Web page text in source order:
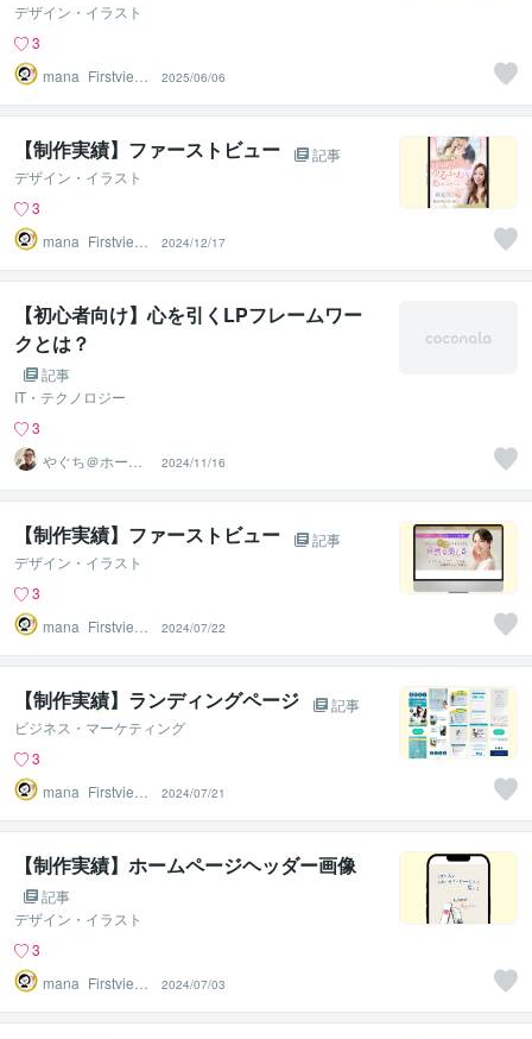
デザイン・イラスト
3
mana_Firstview
2025/06/06
【制作実績】ファーストビュー
記事
デザイン・イラスト
3
mana_Firstview
2024/12/17
【初心者向け】心を引くLPフレームワー
クとは？
記事
IT・テクノロジー
3
やぐち＠ホーム
ページ制作
2024/11/16
【制作実績】ファーストビュー
記事
デザイン・イラスト
3
mana_Firstview
2024/07/22
【制作実績】ランディングページ
記事
ビジネス・マーケティング
3
mana_Firstview
2024/07/21
【制作実績】ホームページヘッダー画像
記事
デザイン・イラスト
3
mana_Firstview
2024/07/03